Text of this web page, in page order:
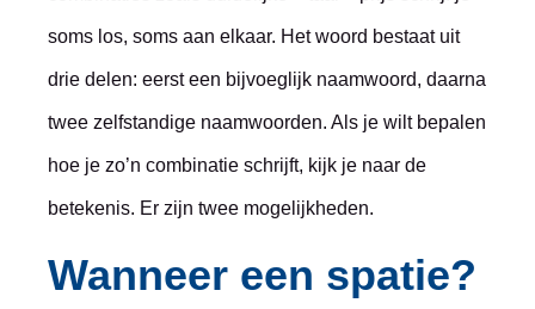
soms los, soms aan elkaar. Het woord bestaat uit
drie delen: eerst een bijvoeglijk naamwoord, daarna
twee zelfstandige naamwoorden. Als je wilt bepalen
hoe je zo’n combinatie schrijft, kijk je naar de
betekenis. Er zijn twee mogelijkheden.
Wanneer een spatie?